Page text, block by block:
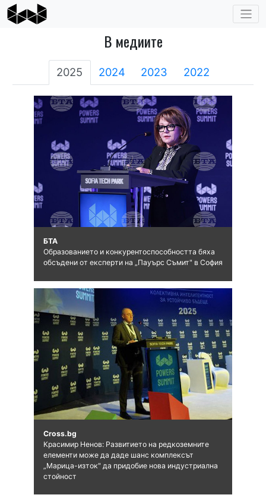
В медиите
2025 2024 2023 2022
БТА
Образованието и конкурентоспособността бяха
обсъдени от експерти на „Пауърс Съмит" в София
Cross.bg
Красимир Ненов: Развитието на редкоземните
елементи може да даде шанс комплексът
„Марица-изток" да придобие нова индустриална
стойност